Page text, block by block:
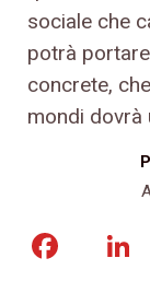
sociale che
potrà
concrete, che
mondi dovrà